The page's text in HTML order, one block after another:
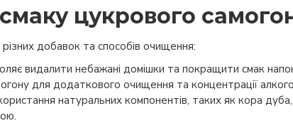
цукрового
добавок та способів очищення:
видалити небажані домішки та покращити смак
для додаткового очищення та концентрації
натуральних компонентів, таких як кора